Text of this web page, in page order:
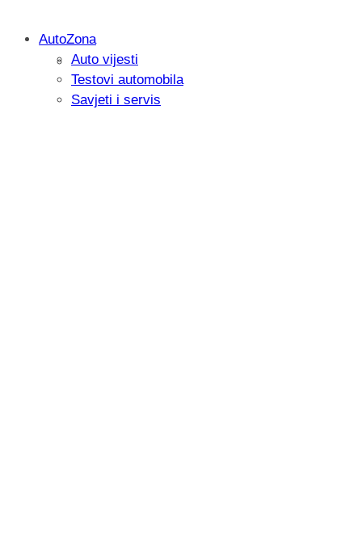
Savjetujemo: Što učiniti kada vaš
AutoZona
Auto vijesti
Testovi automobila
Savjeti i servis